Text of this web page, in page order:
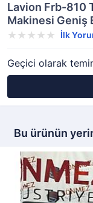
Lavion Frb-810
Makinesi Geniş
İlk
Geçici olarak
Bu ürünün